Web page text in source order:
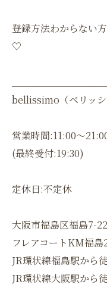
登録方法わからない
♡
bellissimo（ベリッシ
営業時間:11:00〜
(最終受付:19:30)
定休日:不定休
大阪市福島区福島7-
フレアコートKM福島
JR環状線福島駅から
JR環状線大阪駅から